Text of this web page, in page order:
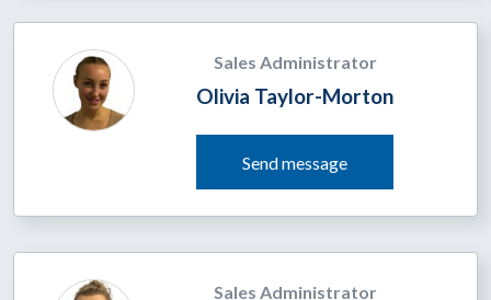
Sales Administrator
Olivia Taylor-Morton
Send message
Sales Administrator